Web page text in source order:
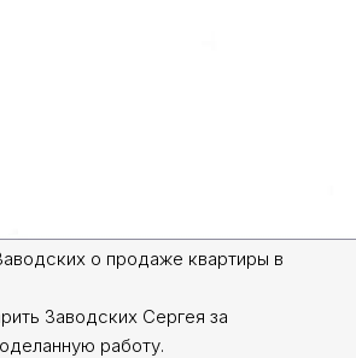
о продаже квартиры в
Заводских Сергея за
работу.